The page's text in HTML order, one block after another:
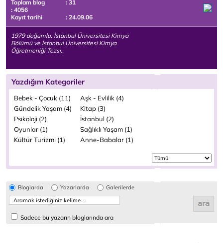
Toplam blog
: 31
: 4056
Kayıt tarihi
: 24.09.06
1979 doğumlu. İstanbul Üniversitesi Kimya
Bölümü ve İstanbul Üniversitesi Kimya
Öğretmeniği Tezsi..
Yazdığım Kategoriler
Bebek - Çocuk (11)
Aşk - Evlilik (4)
Gündelik Yaşam (4)
Kitap (3)
Psikoloji (2)
İstanbul (2)
Oyunlar (1)
Sağlıklı Yaşam (1)
Kültür Turizmi (1)
Anne-Babalar (1)
Bloglarda Yazarlarda Galerilerde
Sadece bu yazarın bloglarında ara